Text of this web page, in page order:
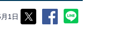
1日